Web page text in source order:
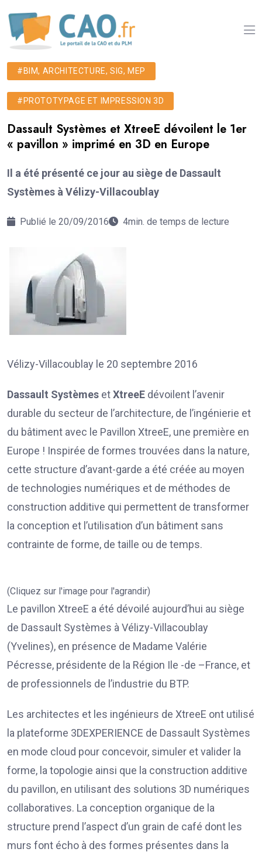
#BIM, ARCHITECTURE, SIG, MEP
#PROTOTYPAGE ET IMPRESSION 3D
Dassault Systèmes et XtreeE dévoilent le 1er
« pavillon » imprimé en 3D en Europe
Il a été présenté ce jour au siège de Dassault
Systèmes à Vélizy-Villacoublay
Publié le 20/09/2016 4min. de temps de lecture
Vélizy-Villacoublay le 20 septembre 2016
Dassault Systèmes etXtreeE dévoilent l’avenir
durable du secteur de l’architecture, de l’ingénierie et
du bâtiment avec le Pavillon XtreeE, une première en
Europe ! Inspirée de formes trouvées dans la nature,
cette structure d’avant-garde a été créée au moyen
de technologies numériques et de méthodes de
construction additive qui permettent de transformer
la conception et l’utilisation d’un bâtiment sans
contrainte de forme, de taille ou de temps.
(Cliquez sur l'image pour l'agrandir)
Le pavillon XtreeE a été dévoilé aujourd’hui au siège
de Dassault Systèmes à Vélizy-Villacoublay
(Yvelines), en présence de Madame Valérie
Pécresse, présidente de la Région Ile -de –France, et
de professionnels de l’industrie du BTP.
Les architectes et les ingénieurs de XtreeE ont utilisé
la plateforme 3DEXPERIENCE de Dassault Systèmes
en mode cloud pour concevoir, simuler et valider la
forme, la topologie ainsi que la construction additive
du pavillon, en utilisant des solutions 3D numériques
collaboratives. La conception organique de la
structure prend l’aspect d’un grain de café dont les
murs font écho à des formes présentes dans la